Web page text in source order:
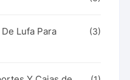
Lufa Para
(3)